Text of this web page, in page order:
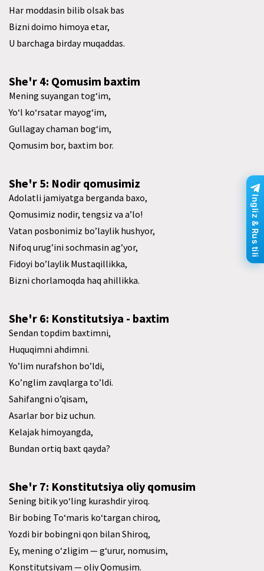
Har moddasin bilib olsak bas
Bizni doimo himoya etar,
U barchaga birday muqaddas.
She'r 4: Qomusim baxtim
Mening suyangan tog‘im,
Yo‘l ko‘rsatar mayog‘im,
Gullagay chaman bog‘im,
Qomusim bor, baxtim bor.
She'r 5: Nodir qomusimiz
Adolatli jamiyatga berganda baxo,
Qomusimiz nodir, tengsiz va a’lo!
Vatan posbonimiz bo’laylik hushyor,
Nifoq urug’ini sochmasin ag’yor,
Fidoyi bo’laylik Mustaqillikka,
Bizni chorlamoqda haq ahillikka.
She'r 6: Konstitutsiya - baxtim
Sendan topdim baxtimni,
Huquqimni ahdimni.
Yo’lim nurafshon bo’ldi,
Ko’nglim zavqlarga to’ldi.
Sahifangni o’qisam,
Asarlar bor biz uchun.
Kelajak himoyangda,
Bundan ortiq baxt qayda?
She'r 7: Konstitutsiya oliy qomusim
Sening bitik yo‘ling kurashdir yiroq.
Bir bobing To‘maris ko‘targan chiroq,
Yozdi bir bobingni qon bilan Shiroq,
Ey, mening o‘zligim — g‘urur, nomusim,
Konstitutsiyam — oliy Qomusim.
Ingliz & Rus tili